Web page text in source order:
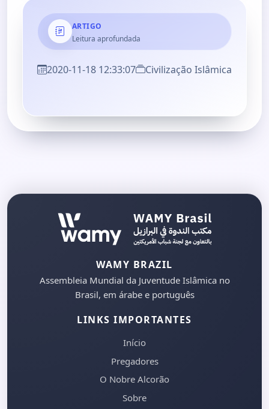
ARTIGO
Leitura aprofundada
2020-11-18 12:33:07 Civilização Islâmica
WAMY BRAZIL
Assembleia Mundial da Juventude Islâmica no
Brasil, em árabe e português
LINKS IMPORTANTES
Início
Pregadores
O Nobre Alcorão
Sobre